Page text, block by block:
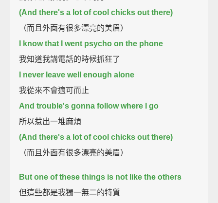
(And there's a lot of cool chicks out there)
（而且外面有很多漂亮的美眉）
I know that I went psycho on the phone
我知道我講電話的時候抓狂了
I never leave well enough alone
我從來不會適可而止
And trouble's gonna follow where I go
所以惹出一堆麻煩
(And there's a lot of cool chicks out there)
（而且外面有很多漂亮的美眉）
But one of these things is not like the others
但這些都是我獨一無二的特質